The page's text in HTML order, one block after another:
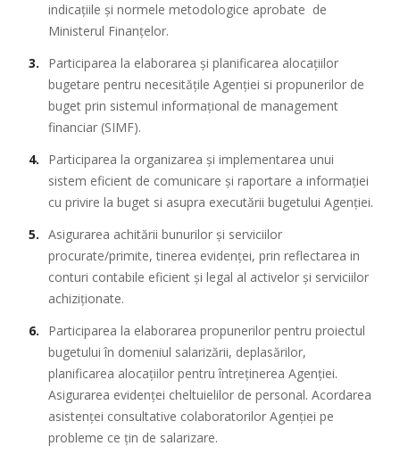
indicaţiile şi normele metodologice aprobate de
Ministerul Finanţelor.
Participarea la elaborarea şi planificarea alocaţiilor
bugetare pentru necesităţile Agenţiei si propunerilor de
buget prin sistemul informaţional de management
financiar (SIMF).
Participarea la organizarea şi implementarea unui
sistem eficient de comunicare şi raportare a informaţiei
cu privire la buget si asupra executării bugetului Agenţiei.
Asigurarea achitării bunurilor şi serviciilor
procurate/primite, tinerea evidenței, prin reflectarea in
conturi contabile eficient şi legal al activelor şi serviciilor
achiziționate.
Participarea la elaborarea propunerilor pentru proiectul
bugetului în domeniul salarizării, deplasărilor,
planificarea alocațiilor pentru întreținerea Agenției.
Asigurarea evidenţei cheltuielilor de personal. Acordarea
asistenţei consultative colaboratorilor Agenției pe
probleme ce țin de salarizare.